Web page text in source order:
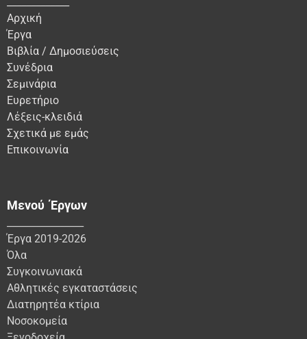
Αρχική
Έργα
Βιβλία / Δημοσιεύσεις
Συνέδρια
Σεμινάρια
Ευρετήριο
Λέξεις-κλειδιά
Σχετικά με εμάς
Επικοινωνία
Μενού Έργων
Έργα 2019-2026
Όλα
Συγκοινωνιακά
Αθλητικές εγκαταστάσεις
Διατηρητέα κτίρια
Νοσοκομεία